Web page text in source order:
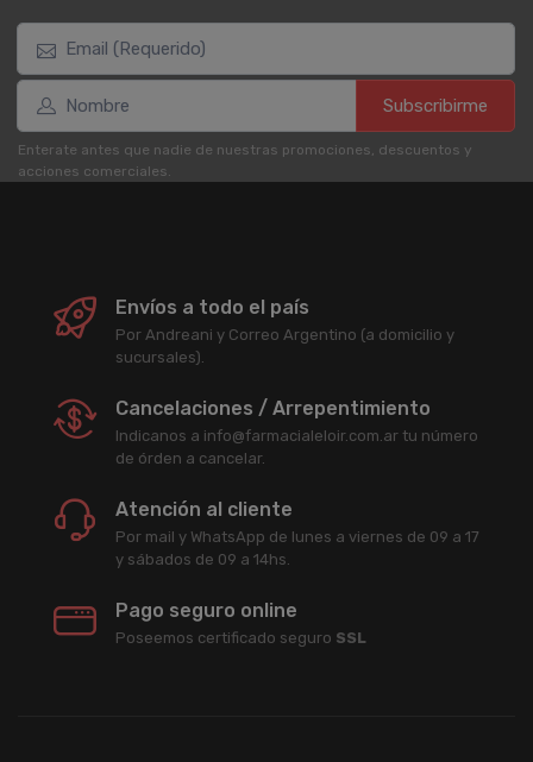
Subscribirme
Enterate antes que nadie de nuestras promociones, descuentos y
acciones comerciales.
Envíos a todo el país
Por Andreani y Correo Argentino (a domicilio y
sucursales).
Cancelaciones / Arrepentimiento
Indicanos a info@farmacialeloir.com.ar tu número
de órden a cancelar.
Atención al cliente
Por mail y WhatsApp de lunes a viernes de 09 a 17
y sábados de 09 a 14hs.
Pago seguro online
Poseemos certificado seguro SSL